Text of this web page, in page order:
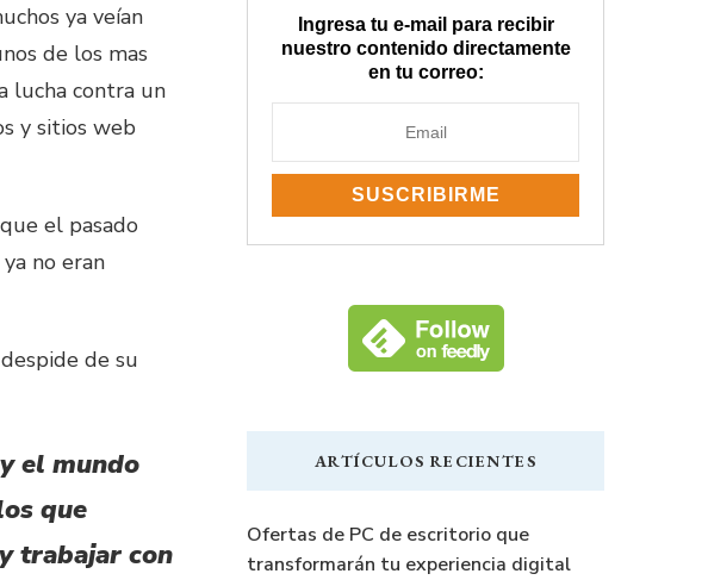
ya veían
de los mas
lucha contra un
y sitios web
el pasado
no eran
de su
el mundo
que
trabajar con
Ingresa tu e-mail para recibir
nuestro contenido directamente
en tu correo:
ARTÍCULOS RECIENTES
Ofertas de PC de escritorio que
transformarán tu experiencia digital